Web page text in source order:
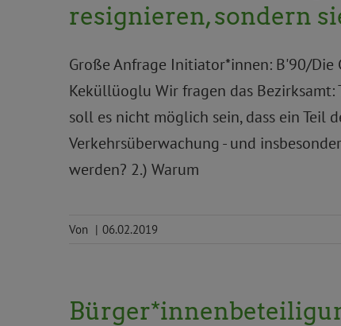
resignieren, sondern
Große Anfrage Initiator*innen: B'90/Die
Keküllüoglu Wir fragen das Bezirksamt:
soll es nicht möglich sein, dass ein Teil
Verkehrsüberwachung - und
werden? 2.) Warum
Von | 06.02.2019